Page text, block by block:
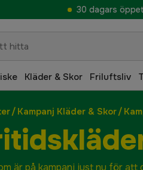
30 dagars
Kläder & Skor Friluftsliv
/ Kampanj Kläder & Skor/
är på kampanj just nu för att